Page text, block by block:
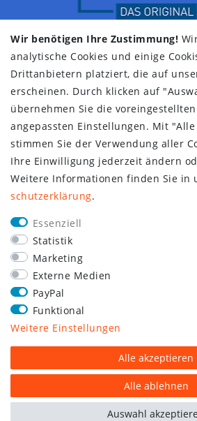
Wir benötigen Ihre Zustimmung!
analytische Cookies und einige
Drittanbietern platziert, die auf
erscheinen. Durch klicken auf
übernehmen Sie die
angepassten Einstellungen. Mit
stimmen Sie der Verwendung aller
Ihre Einwilligung jederzeit ändern
Weitere Informationen finden Sie in
schutz­erklärung.
Essenziell
Statistik
Marketing
Externe Medien
PayPal
Funktional
Weitere Einstellungen
Alle akzeptieren
Alle ablehnen
Auswahl